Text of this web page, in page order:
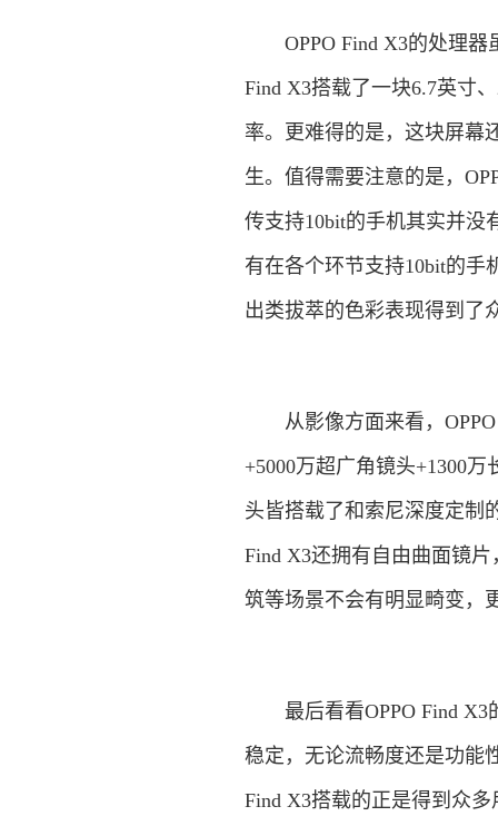
OPPO Find X3的处理器
Find X3搭载了一块6.7英寸
率。更难得的是，这块屏幕
生。值得需要注意的是，
传支持10bit的手机其实并没
有在各个环节支持10bit的手
出类拔萃的色彩表现得到了
从影像方面来看，OPPO
+5000万超广角镜头+1300
头皆搭载了和索尼深度定制
Find X3还拥有自由曲面镜
筑等场景不会有明显畸变，
最后看看OPPO Find X3
稳定，无论流畅度还是功能
Find X3搭载的正是得到众